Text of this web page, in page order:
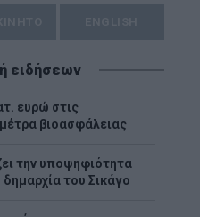
ειδήσεων
ευρώ στις
βιοασφάλειας
την υποψηφιότητα
δημαρχία του Σικάγο